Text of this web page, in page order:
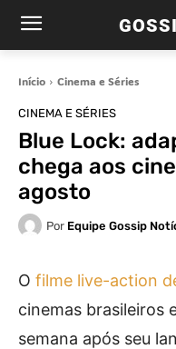
Início Cinema e Séries
CINEMA E SÉRIES
Blue Lock:
chega aos
agosto
Por Equipe Gossip
O filme live-action
cinemas brasileiros
semana após seu